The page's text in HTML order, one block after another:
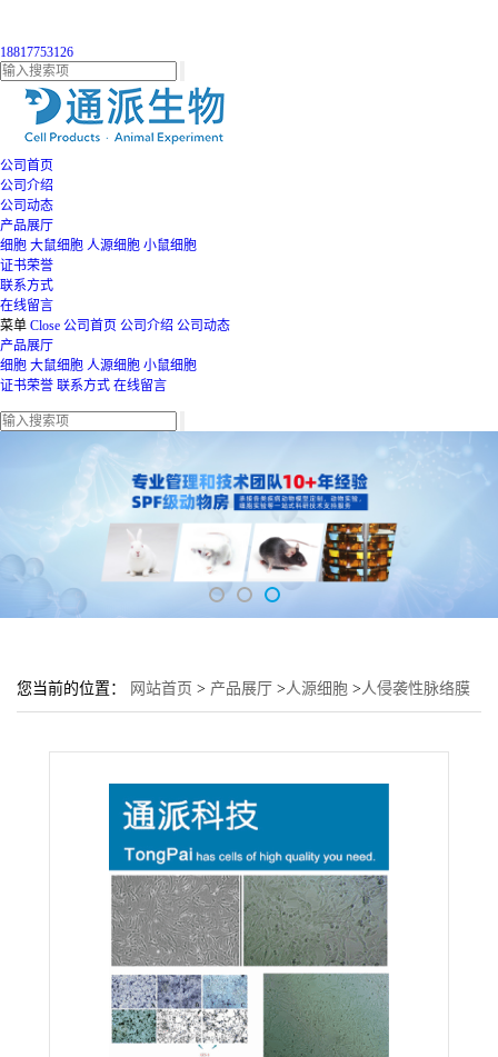
18817753126
公司首页
公司介绍
公司动态
产品展厅
细胞 大鼠细胞 人源细胞 小鼠细胞
证书荣誉
联系方式
在线留言
菜单 Close 公司首页 公司介绍 公司动态
产品展厅
细胞 大鼠细胞 人源细胞 小鼠细胞
证书荣誉 联系方式 在线留言
您当前的位置： 网站首页 > 产品展厅 >人源细胞 >人侵袭性脉络膜